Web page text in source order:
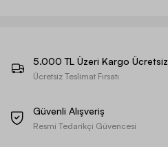
5.000 TL Üzeri Kargo Ücretsiz
Ücretsiz Teslimat Fırsatı
Güvenli Alışveriş
Resmi Tedarikçi Güvencesi